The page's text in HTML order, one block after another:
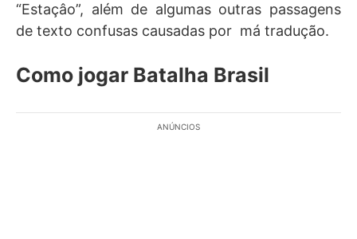
“Estaçâo”, além de algumas outras passagens
de texto confusas causadas por má tradução.
Como jogar Batalha Brasil
ANÚNCIOS